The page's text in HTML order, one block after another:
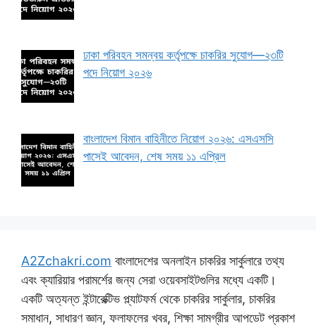
ঢাকা পরিবহন সমন্বয় কর্তৃপক্ষে চাকরির সুযোগ—২৩টি
পদে নিয়োগ ২০২৬
বাংলাদেশ বিমান বাহিনীতে নিয়োগ ২০২৬: এসএসসি
পাসেই আবেদন, শেষ সময় ১১ এপ্রিল
A2Zchakri.com বাংলাদেশের অনলাইন চাকরির সার্কুলারে তথ্য
এবং ক্যারিয়ার পরামর্শের জন্য সেরা ওয়েবসাইটগুলির মধ্যে একটি।
একটি অত্যন্ত ইন্টারেক্টিভ প্ল্যাটফর্ম থেকে চাকরির সার্কুলার, চাকরির
সমাধান, সাধারণ জ্ঞান, ফলাফলের খবর, শিক্ষা সামগ্রীর আপডেট প্রকাশ